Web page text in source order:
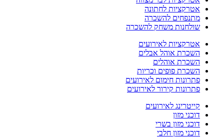
אטרקציות לחתונה
מתנפחים להשכרה
שולחנות משחק להשכרה
אטרקציות לאירועים
השכרת אוהל אבלים
השכרת אוהלים
השכרת פופים וכריות
פתרונות חימום לאירועים
פתרונות קירור לאירועים
קייטרינג לאירועים
דוכני מזון
דוכני מזון בשרי
דוכני מזון חלבי